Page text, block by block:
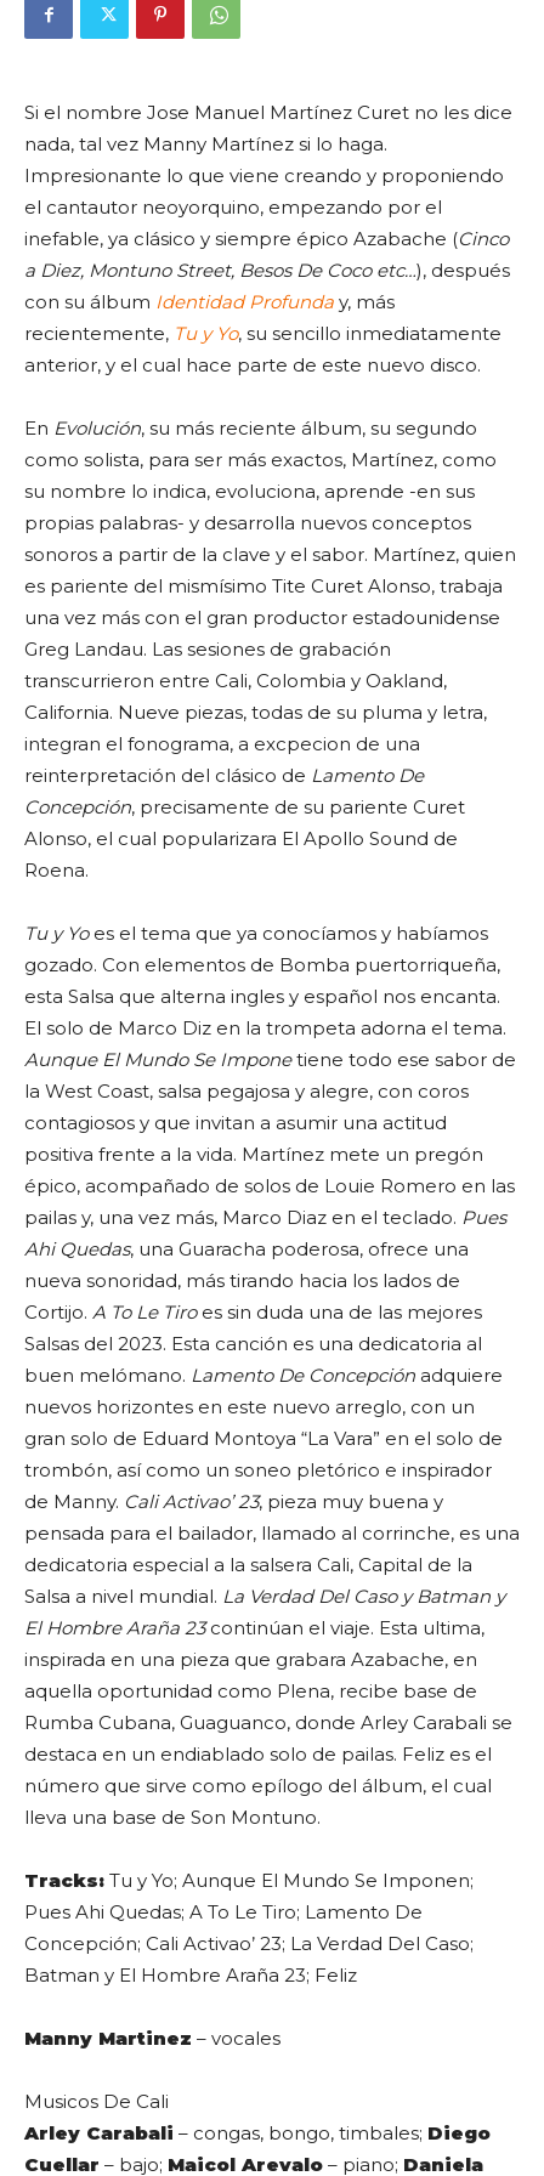
Si el nombre Jose Manuel Martínez Curet no les dice
nada, tal vez Manny Martínez si lo haga.
Impresionante lo que viene creando y proponiendo
el cantautor neoyorquino, empezando por el
inefable, ya clásico y siempre épico Azabache (Cinco
a Diez, Montuno Street, Besos De Coco etc…), después
con su álbum Identidad Profunda y, más
recientemente, Tu y Yo, su sencillo inmediatamente
anterior, y el cual hace parte de este nuevo disco.
En Evolución, su más reciente álbum, su segundo
como solista, para ser más exactos, Martínez, como
su nombre lo indica, evoluciona, aprende -en sus
propias palabras- y desarrolla nuevos conceptos
sonoros a partir de la clave y el sabor. Martínez, quien
es pariente del mismísimo Tite Curet Alonso, trabaja
una vez más con el gran productor estadounidense
Greg Landau. Las sesiones de grabación
transcurrieron entre Cali, Colombia y Oakland,
California. Nueve piezas, todas de su pluma y letra,
integran el fonograma, a excpecion de una
reinterpretación del clásico de Lamento De
Concepción, precisamente de su pariente Curet
Alonso, el cual popularizara El Apollo Sound de
Roena.
Tu y Yoes el tema que ya conocíamos y habíamos
gozado. Con elementos de Bomba puertorriqueña,
esta Salsa que alterna ingles y español nos encanta.
El solo de Marco Diz en la trompeta adorna el tema.
Aunque El Mundo Se Imponetiene todo ese sabor de
la West Coast, salsa pegajosa y alegre, con coros
contagiosos y que invitan a asumir una actitud
positiva frente a la vida. Martínez mete un pregón
épico, acompañado de solos de Louie Romero en las
pailas y, una vez más, Marco Diaz en el teclado. Pues
Ahi Quedas, una Guaracha poderosa, ofrece una
nueva sonoridad, más tirando hacia los lados de
Cortijo. A To Le Tiroes sin duda una de las mejores
Salsas del 2023. Esta canción es una dedicatoria al
buen melómano. Lamento De Concepción adquiere
nuevos horizontes en este nuevo arreglo, con un
gran solo de Eduard Montoya “La Vara” en el solo de
trombón, así como un soneo pletórico e inspirador
de Manny. Cali Activao’ 23, pieza muy buena y
pensada para el bailador, llamado al corrinche, es una
dedicatoria especial a la salsera Cali, Capital de la
Salsa a nivel mundial. La Verdad Del Caso y Batman y
El Hombre Araña 23continúan el viaje. Esta ultima,
inspirada en una pieza que grabara Azabache, en
aquella oportunidad como Plena, recibe base de
Rumba Cubana, Guaguanco, donde Arley Carabali se
destaca en un endiablado solo de pailas. Feliz es el
número que sirve como epílogo del álbum, el cual
lleva una base de Son Montuno.
Tracks: Tu y Yo; Aunque El Mundo Se Imponen;
Pues Ahi Quedas; A To Le Tiro; Lamento De
Concepción; Cali Activao’ 23; La Verdad Del Caso;
Batman y El Hombre Araña 23; Feliz
Manny Martinez – vocales
Musicos De Cali
Arley Carabali – congas, bongo, timbales; Diego
Cuellar – bajo; Maicol Arevalo – piano; Daniela